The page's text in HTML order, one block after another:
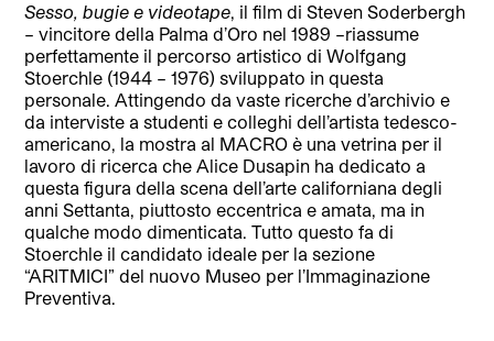
Sesso, bugie e videotape, il film di Steven Soderbergh
– vincitore della Palma d’Oro nel 1989 –riassume
perfettamente il percorso artistico di Wolfgang
Stoerchle (1944 – 1976) sviluppato in questa
personale. Attingendo da vaste ricerche d’archivio e
da interviste a studenti e colleghi dell’artista tedesco-
americano, la mostra al MACRO è una vetrina per il
lavoro di ricerca che Alice Dusapin ha dedicato a
questa figura della scena dell’arte californiana degli
anni Settanta, piuttosto eccentrica e amata, ma in
qualche modo dimenticata. Tutto questo fa di
Stoerchle il candidato ideale per la sezione
“ARITMICI” del nuovo Museo per l’Immaginazione
Preventiva.